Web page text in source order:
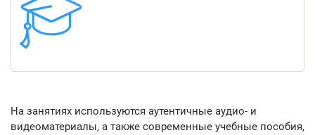
На занятиях используются аутентичные аудио- и
видеоматериалы, а также современные учебные пособия,